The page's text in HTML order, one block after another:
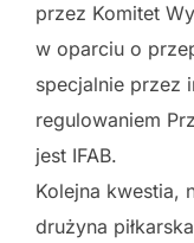
przez Komitet
w oparciu o
specjalnie przez
regulowaniem
jest IFAB.
Kolejna kwestia,
drużyna